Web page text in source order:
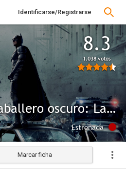
Identificarse/Registrarse
8.3
1.038 votos
El caballero oscuro: La leyenda renace
Estrenada
Marcar ficha